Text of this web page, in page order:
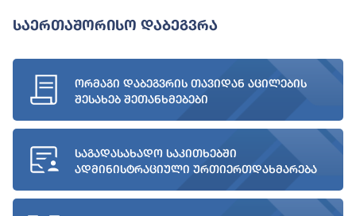
Საერთაშორისო Დაბეგვრა
ორმაგი დაბეგვრის თავიდან აცილების
შესახებ შეთანხმებები
საგადასახადო საკითხებში
ადმინისტრაციული ურთიერთდახმარება